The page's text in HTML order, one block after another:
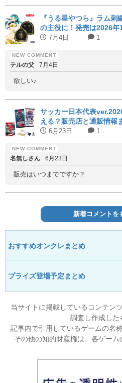
『うる星やつら』ラム
の主役に！発売は2026年
7月4日 1
テルの父 7月4日
欲しい♪
サッカー日本代表
える？販売店と通販情報
6月23日 1
名無しさん 6月23日
販売はいつまでですか？
新着コメントを
おすすめオンクレまとめ
プライズ登場予定まとめ
当サイトに掲載しているコンテン
調査し作成した
記事内で引用しているゲームの名
その他の知的財産権は、各ゲーム